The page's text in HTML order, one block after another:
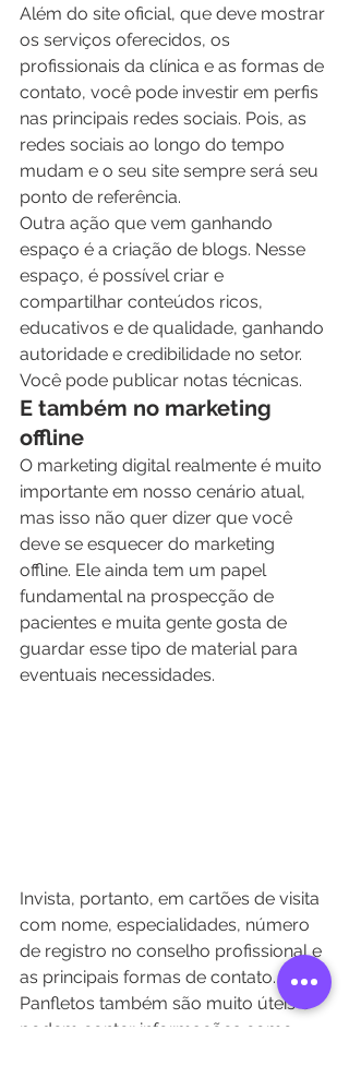
Além do site oficial, que deve mostrar
os serviços oferecidos, os
profissionais da clínica e as formas de
contato, você pode investir em perfis
nas principais redes sociais. Pois, as
redes sociais ao longo do tempo
mudam e o seu site sempre será seu
ponto de referência.
Outra ação que vem ganhando
espaço é a criação de blogs. Nesse
espaço, é possível criar e
compartilhar conteúdos ricos,
educativos e de qualidade, ganhando
autoridade e credibilidade no setor.
Você pode publicar notas técnicas.
E também no marketing
offline
O marketing digital realmente é muito
importante em nosso cenário atual,
mas isso não quer dizer que você
deve se esquecer do marketing
offline. Ele ainda tem um papel
fundamental na prospecção de
pacientes e muita gente gosta de
guardar esse tipo de material para
eventuais necessidades.
Invista, portanto, em cartões de visita
com nome, especialidades, número
de registro no conselho profissional e
as principais formas de contato.
Panfletos também são muito úteis e
podem conter informações como